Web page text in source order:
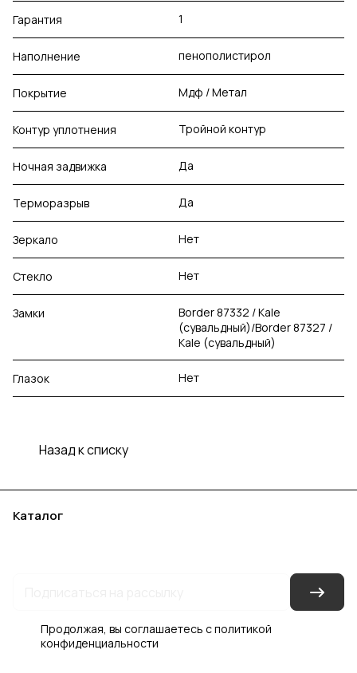
Гарантия 1
Наполнение пенополистирол
Покрытие Мдф / Метал
Контур уплотнения Тройной контур
Ночная задвижка Да
Терморазрыв Да
Зеркало Нет
Стекло Нет
Замки
Border 87332 / Kale
(сувальдный)/Border 87327 /
Kale (сувальдный)
Глазок Нет
Назад к списку
Каталог
Продолжая, вы соглашаетесь сполитикой
конфиденциальности